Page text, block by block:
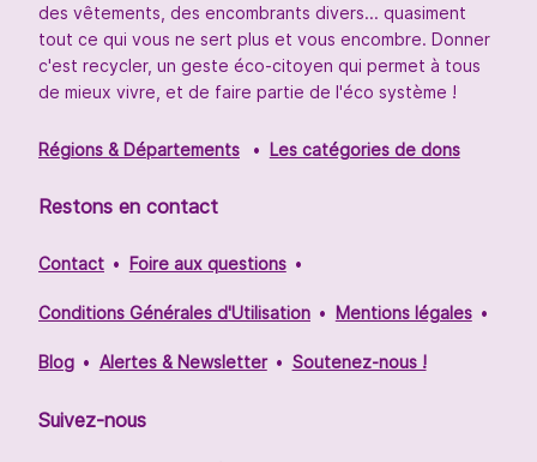
des vêtements, des encombrants divers... quasiment
tout ce qui vous ne sert plus et vous encombre. Donner
c'est recycler, un geste éco-citoyen qui permet à tous
de mieux vivre, et de faire partie de l'éco système !
Régions & Départements Les catégories de dons
Restons en contact
Contact Foire aux questions
Conditions Générales d'Utilisation Mentions légales
Blog Alertes & Newsletter Soutenez-nous !
Suivez-nous